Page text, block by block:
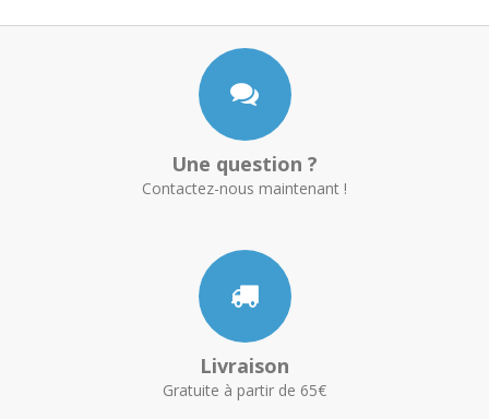
Une question ?
Contactez-nous maintenant !
Livraison
Gratuite à partir de 65€